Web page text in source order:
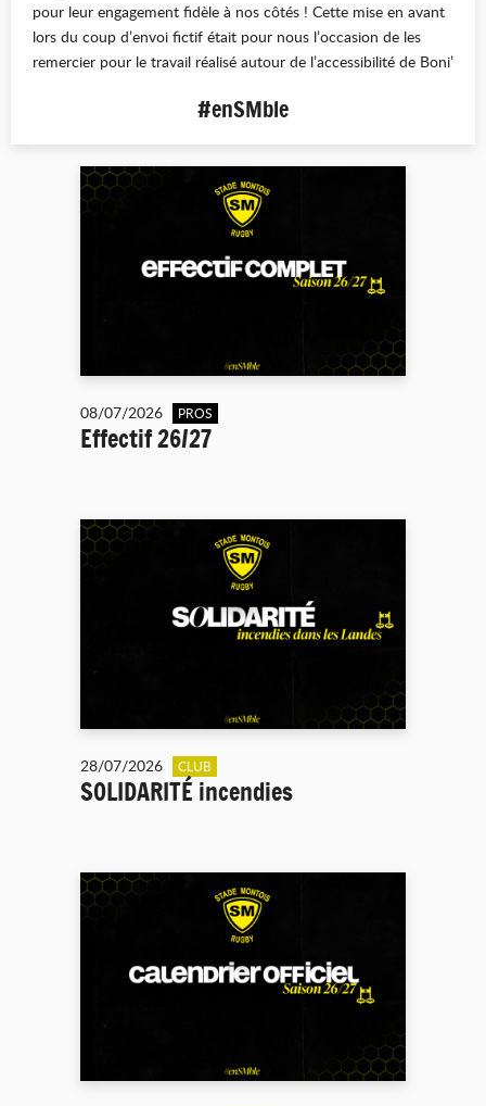
pour leur engagement fidèle à nos côtés ! Cette mise en avant
lors du coup d’envoi fictif était pour nous l’occasion de les
remercier pour le travail réalisé autour de l’accessibilité de Boni’
#enSMble
08/07/2026 PROS
Effectif 26/27
28/07/2026 CLUB
SOLIDARITÉ incendies